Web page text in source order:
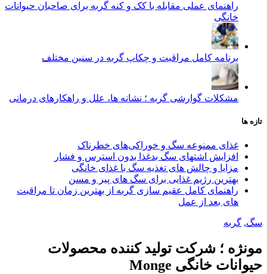
راهنمای عملی مقابله با کک و کنه گربه برای صاحبان حیوانات
خانگی
برنامه کامل مراقبت و چکاپ گربه در سنین مختلف
مشکلات گوارشی گربه ؛ نشانه‌ ها، علل و راهکارهای درمانی
تازه ها
غذای ممنوعه سگ و خوراکی‌های خطرناک
افزایش اشتهای سگ بدغذا بدون استرس و فشار
مزایا و چالش‌ های تغذیه سگ با غذای خانگی
بهترین رژیم غذایی برای سگ‌ های پیر و مسن
راهنمای کامل عقیم سازی گربه از بهترین زمان تا مراقبت‌
های بعد از عمل
سگ, گربه
مونژه ؛ شرکت تولید کننده محصولات
حیوانات خانگی Monge